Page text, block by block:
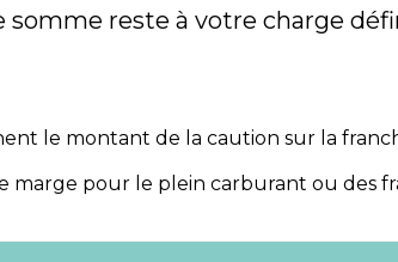
reste à votre charge
le montant de la caution sur la
marge pour le plein carburant ou des